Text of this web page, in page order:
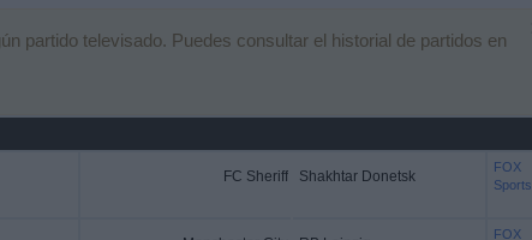
partido televisado. Puedes consultar el historial de partidos en
FC Sheriff Shakhtar Donetsk
FOX
Sports
FOX